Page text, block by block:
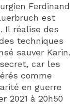
Ferdinand
est
Il réalise des
techniques
sauver Karin.
car les
comme
en guerre
2021 à 20h50